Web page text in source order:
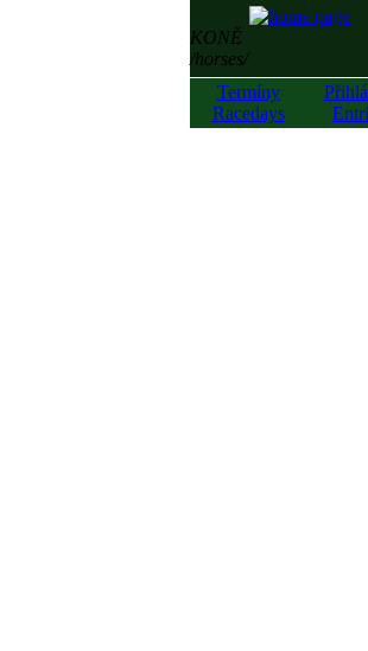
KONĚ
/horses/
Termíny
Racedays